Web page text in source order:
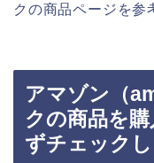
クの商品ページを参
アマゾン（
クの商品を
ずチェックし